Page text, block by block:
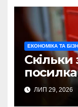
ЕКОНОМІКА ТА
Скільки
ЛИП 29, 2026